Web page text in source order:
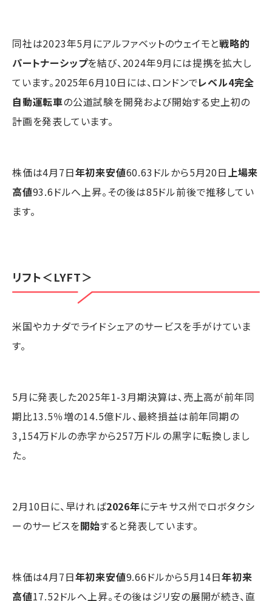
同社は2023年5月にアルファベットのウェイモと戦略的
パートナーシップを結び、2024年9月には提携を拡大し
ています。2025年6月10日には、ロンドンでレベル4完全
自動運転車の公道試験を開発および開始する史上初の
計画を発表しています。
株価は4月7日年初来安値60.63ドルから5月20日 上場来
高値93.6ドルへ上昇。その後は85ドル前後で推移してい
ます。
リフト＜LYFT＞
米国やカナダでライドシェアのサービスを手がけていま
す。
5月に発表した2025年1-3月期決算は、売上高が前年同
期比13.5％増の14.5億ドル、最終損益は前年同期の
3,154万ドルの赤字から257万ドルの黒字に転換しまし
た。
2月10日に、早ければ2026年にテキサス州でロボタクシ
ーのサービスを開始すると発表しています。
株価は4月7日年初来安値9.66ドルから5月14日年初来
高値17.52ドルへ上昇。その後はジリ安の展開が続き、直